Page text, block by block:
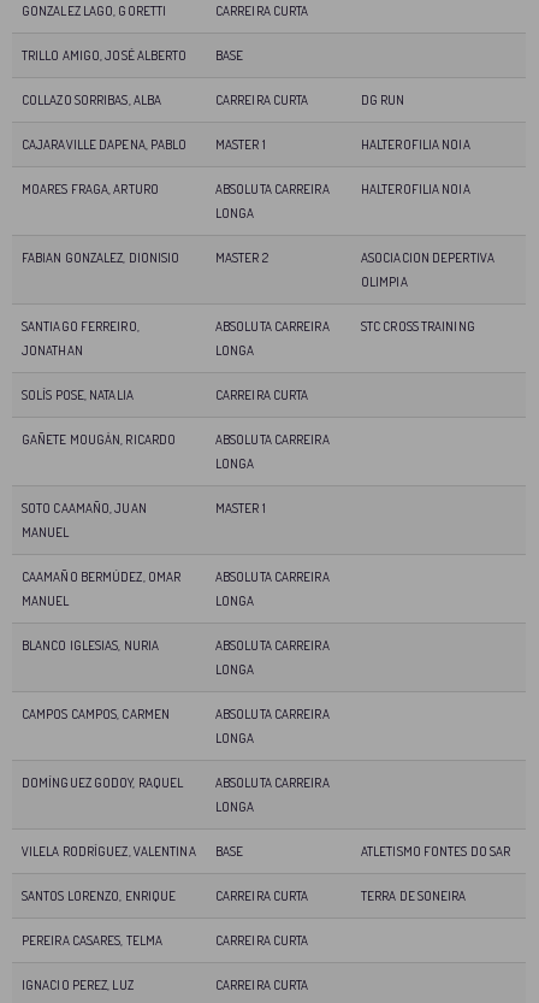
GONZALEZ LAGO, GORETTI CARREIRA CURTA
TRILLO AMIGO, JOSÉ ALBERTO BASE
COLLAZO SORRIBAS, ALBA CARREIRA CURTA DG RUN
CAJARAVILLE DAPENA, PABLO MASTER 1 HALTEROFILIA NOIA
MOARES FRAGA, ARTURO
ABSOLUTA CARREIRA
LONGA
HALTEROFILIA NOIA
FABIAN GONZALEZ, DIONISIO MASTER 2
ASOCIACION DEPERTIVA
OLIMPIA
SANTIAGO FERREIRO,
JONATHAN
ABSOLUTA CARREIRA
LONGA
STC CROSS TRAINING
SOLÍS POSE, NATALIA CARREIRA CURTA
GAÑETE MOUGÁN, RICARDO
ABSOLUTA CARREIRA
LONGA
SOTO CAAMAÑO, JUAN
MANUEL
MASTER 1
CAAMAÑO BERMÚDEZ, OMAR
MANUEL
ABSOLUTA CARREIRA
LONGA
BLANCO IGLESIAS, NURIA
ABSOLUTA CARREIRA
LONGA
CAMPOS CAMPOS, CARMEN
ABSOLUTA CARREIRA
LONGA
DOMÍNGUEZ GODOY, RAQUEL
ABSOLUTA CARREIRA
LONGA
VILELA RODRÍGUEZ, VALENTINA BASE ATLETISMO FONTES DO SAR
SANTOS LORENZO, ENRIQUE CARREIRA CURTA TERRA DE SONEIRA
PEREIRA CASARES, TELMA CARREIRA CURTA
IGNACIO PEREZ, LUZ CARREIRA CURTA